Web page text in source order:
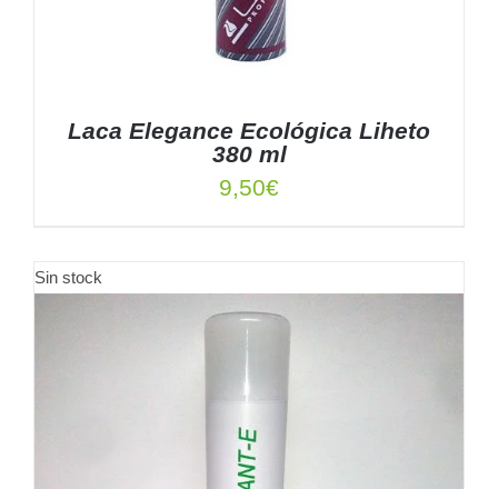
AÑADIR AL CARRITO
Laca Elegance Ecológica Liheto
380 ml
9,50€
Sin stock